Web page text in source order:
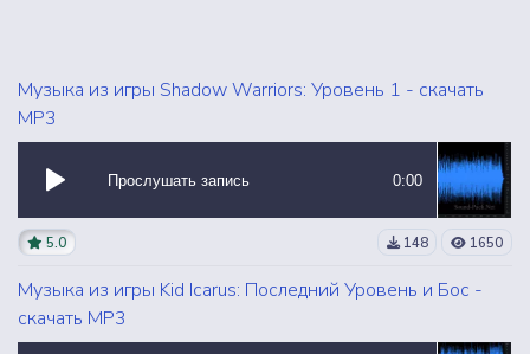
Музыка из игры Shadow Warriors: Уровень 1 - скачать
MP3
Прослушать запись 0:00
5.0 148 1650
Музыка из игры Kid Icarus: Последний Уровень и Бос -
скачать MP3